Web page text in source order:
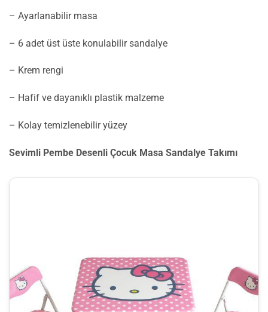
– Ayarlanabilir masa
– 6 adet üst üste konulabilir sandalye
– Krem rengi
– Hafif ve dayanıklı plastik malzeme
– Kolay temizlenebilir yüzey
Sevimli Pembe Desenli Çocuk Masa Sandalye Takımı